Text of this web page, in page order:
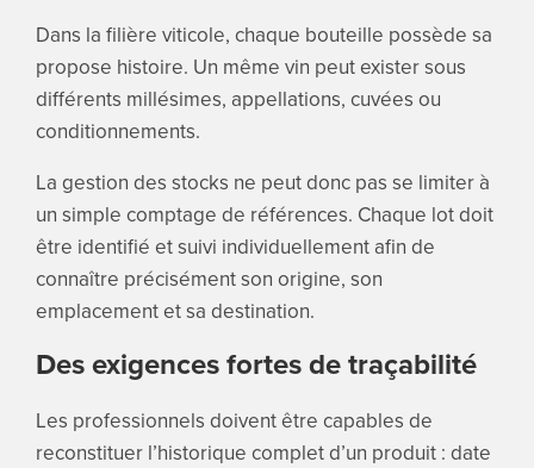
Dans la filière viticole, chaque bouteille possède sa
propose histoire. Un même vin peut exister sous
différents millésimes, appellations, cuvées ou
conditionnements.
La gestion des stocks ne peut donc pas se limiter à
un simple comptage de références. Chaque lot doit
être identifié et suivi individuellement afin de
connaître précisément son origine, son
emplacement et sa destination.
Des exigences fortes de traçabilité
Les professionnels doivent être capables de
reconstituer l’historique complet d’un produit : date